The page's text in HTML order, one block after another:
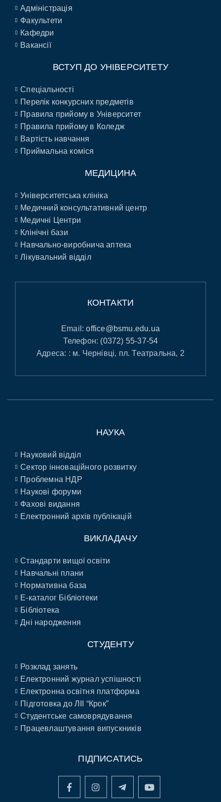
Адміністрація
Факультети
Кафедри
Вакансії
ВСТУП ДО УНІВЕРСИТЕТУ
Спеціальності
Перелік конкурсних предметів
Правила прийому в Університет
Правила прийому в Коледж
Вартість навчання
Приймальна коміся
МЕДИЦИНА
Університетська клініка
Медичний консультативний центр
Медичні Центри
Клінічні бази
Навчально-виробнича аптека
Лікувальний відділ
КОНТАКТИ
Email:office@bsmu.edu.ua
Телефон: (0372) 55-37-54
Адреса: : м. Чернівці, пл. Театральна, 2
НАУКА
Науковий відділ
Сектор інноваційного розвитку
Проблемна НДР
Наукові форуми
Фахові видання
Електронний архів публікацій
ВИКЛАДАЧУ
Стандарти вищої освіти
Навчальні плани
Нормативна база
E-каталог Бібліотеки
Бібліотека
Дні народження
СТУДЕНТУ
Розклад занять
Електронний журнал успішності
Електронна освітня платформа
Підготовка до ЛІІ “Крок”
Студентське самоврядування
Працевлаштування випускників
ПІДПИСАТИСЬ